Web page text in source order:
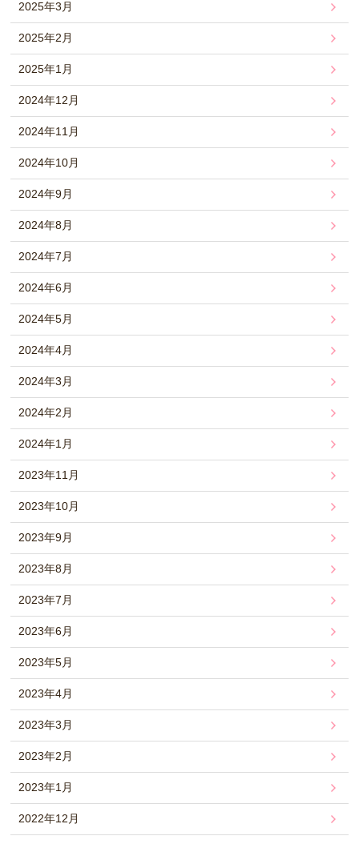
2025年3月
2025年2月
2025年1月
2024年12月
2024年11月
2024年10月
2024年9月
2024年8月
2024年7月
2024年6月
2024年5月
2024年4月
2024年3月
2024年2月
2024年1月
2023年11月
2023年10月
2023年9月
2023年8月
2023年7月
2023年6月
2023年5月
2023年4月
2023年3月
2023年2月
2023年1月
2022年12月